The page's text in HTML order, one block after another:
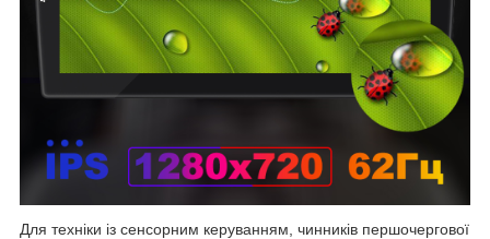
Для техніки із сенсорним керуванням, чинників першочергової